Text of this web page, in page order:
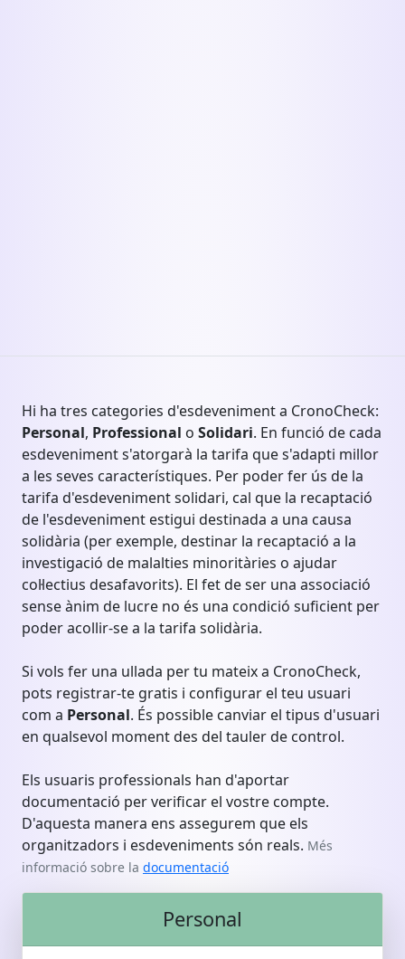
Hi ha tres categories d'esdeveniment a CronoCheck:
Personal, Professional o Solidari. En funció de cada
esdeveniment s'atorgarà la tarifa que s'adapti millor
a les seves característiques. Per poder fer ús de la
tarifa d'esdeveniment solidari, cal que la recaptació
de l'esdeveniment estigui destinada a una causa
solidària (per exemple, destinar la recaptació a la
investigació de malalties minoritàries o ajudar
col·lectius desafavorits). El fet de ser una associació
sense ànim de lucre no és una condició suficient per
poder acollir-se a la tarifa solidària.
Si vols fer una ullada per tu mateix a CronoCheck,
pots registrar-te gratis i configurar el teu usuari
com a Personal. És possible canviar el tipus d'usuari
en qualsevol moment des del tauler de control.
Els usuaris professionals han d'aportar
documentació per verificar el vostre compte.
D'aquesta manera ens assegurem que els
organitzadors i esdeveniments són reals. Més
informació sobre la documentació
Personal